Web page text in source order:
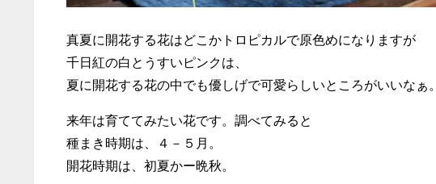
真夏に開花する花はどこかトロピカルで原色めになりますが
千日紅の白とうすいピンクは、
夏に開花する花の中でも優しげで可愛らしいところがいいなぁ。
来年は育ててみたい花です。調べてみると
種まき時期は、４－５月。
開花時期は、初夏かー晩秋。